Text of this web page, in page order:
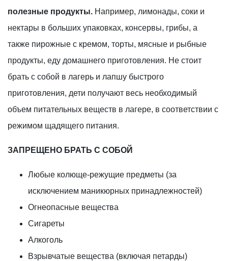
полезные продукты. Например, лимонады, соки и
нектары в больших упаковках, консервы, грибы, а
также пирожные с кремом, торты, мясные и рыбные
продукты, еду домашнего приготовления. Не стоит
брать с собой в лагерь и лапшу быстрого
приготовления, дети получают весь необходимый
объем питательных веществ в лагере, в соответствии с
режимом щадящего питания.
ЗАПРЕЩЕНО БРАТЬ С СОБОЙ
Любые колюще-режущие предметы (за
исключением маникюрных принадлежностей)
Огнеопасные вещества
Сигареты
Алкоголь
Взрывчатые вещества (включая петарды)